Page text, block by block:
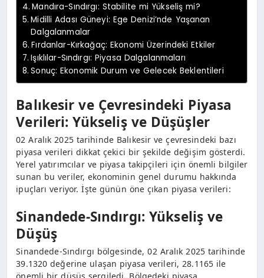
Mandıra-Sındırgı: Stabilite mi Yükseliş mi?
Midilli Adası Güneyi: Ege Denizi’nde Yaşanan
Dalgalanmalar
Fırdanlar-Kırkağaç: Ekonomi Üzerindeki Etkiler
Işıklılar-Sındırgı: Piyasa Dalgalanmaları
Sonuç: Ekonomik Durum ve Gelecek Beklentileri
Balıkesir ve Çevresindeki Piyasa
Verileri: Yükseliş ve Düşüşler
02 Aralık 2025 tarihinde Balıkesir ve çevresindeki bazı
piyasa verileri dikkat çekici bir şekilde değişim gösterdi.
Yerel yatırımcılar ve piyasa takipçileri için önemli bilgiler
sunan bu veriler, ekonominin genel durumu hakkında
ipuçları veriyor. İşte günün öne çıkan piyasa verileri:
Sinandede-Sındırgı: Yükseliş ve
Düşüş
Sinandede-Sındırgı bölgesinde, 02 Aralık 2025 tarihinde
39.1320 değerine ulaşan piyasa verileri, 28.1165 ile